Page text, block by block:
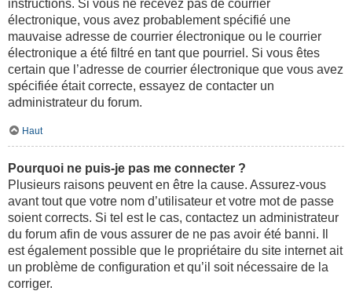
instructions. Si vous ne recevez pas de courrier
électronique, vous avez probablement spécifié une
mauvaise adresse de courrier électronique ou le courrier
électronique a été filtré en tant que pourriel. Si vous êtes
certain que l’adresse de courrier électronique que vous avez
spécifiée était correcte, essayez de contacter un
administrateur du forum.
Haut
Pourquoi ne puis-je pas me connecter ?
Plusieurs raisons peuvent en être la cause. Assurez-vous
avant tout que votre nom d’utilisateur et votre mot de passe
soient corrects. Si tel est le cas, contactez un administrateur
du forum afin de vous assurer de ne pas avoir été banni. Il
est également possible que le propriétaire du site internet ait
un problème de configuration et qu’il soit nécessaire de la
corriger.